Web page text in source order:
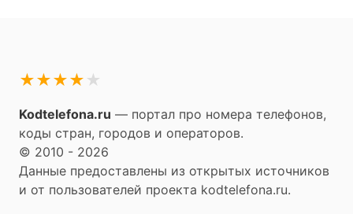
★
★
★
★
★
Kodtelefona.ru — портал про номера телефонов,
коды стран, городов и операторов.
© 2010 - 2026
Данные предоставлены из открытых источников
и от пользователей проекта kodtelefona.ru.